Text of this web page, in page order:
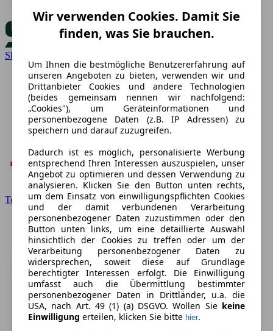
Skoda
Toyota
Wir verwenden Cookies. Damit Sie
finden, was Sie brauchen.
Um Ihnen die bestmögliche Benutzererfahrung auf
unseren Angeboten zu bieten, verwenden wir und
Drittanbieter Cookies und andere Technologien
(beides gemeinsam nennen wir nachfolgend:
„Cookies"), um Geräteinformationen und
personenbezogene Daten (z.B. IP Adressen) zu
speichern und darauf zuzugreifen.
Dadurch ist es möglich, personalisierte Werbung
entsprechend Ihren Interessen auszuspielen, unser
Angebot zu optimieren und dessen Verwendung zu
analysieren. Klicken Sie den Button unten rechts,
um dem Einsatz von einwilligungspflichten Cookies
und der damit verbundenen Verarbeitung
personenbezogener Daten zuzustimmen oder den
Button unten links, um eine detaillierte Auswahl
hinsichtlich der Cookies zu treffen oder um der
Verarbeitung personenbezogener Daten zu
widersprechen, soweit diese auf Grundlage
berechtigter Interessen erfolgt. Die Einwilligung
umfasst auch die Übermittlung bestimmter
personenbezogener Daten in Drittländer, u.a. die
USA, nach Art. 49 (1) (a) DSGVO. Wollen Sie keine
Einwilligung erteilen, klicken Sie bitte hier.